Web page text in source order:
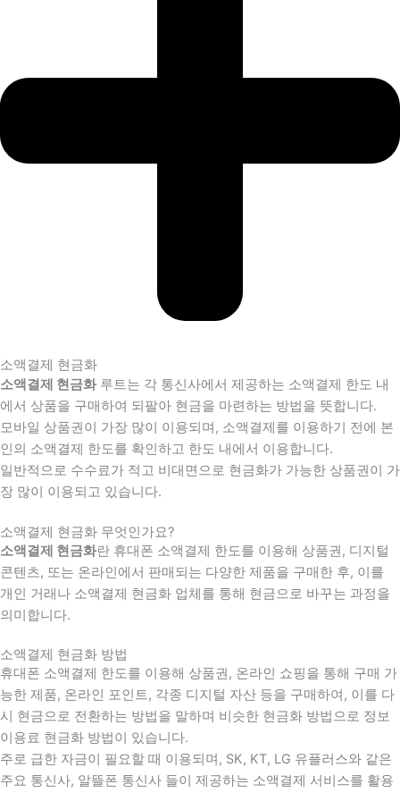
소액결제 현금화
소액결제 현금화루트는 각 통신사에서 제공하는 소액결제 한도 내
에서 상품을 구매하여 되팔아 현금을 마련하는 방법을 뜻합니다.
모바일 상품권이 가장 많이 이용되며, 소액결제를 이용하기 전에 본
인의 소액결제 한도를 확인하고 한도 내에서 이용합니다.
일반적으로 수수료가 적고 비대면으로 현금화가 가능한 상품권이 가
장 많이 이용되고 있습니다.
소액결제 현금화 무엇인가요?
소액결제 현금화란 휴대폰 소액결제 한도를 이용해 상품권, 디지털
콘텐츠, 또는 온라인에서 판매되는 다양한 제품을 구매한 후, 이를
개인 거래나 소액결제 현금화 업체를 통해 현금으로 바꾸는 과정을
의미합니다.
소액결제 현금화 방법
휴대폰 소액결제 한도를 이용해 상품권, 온라인 쇼핑을 통해 구매 가
능한 제품, 온라인 포인트, 각종 디지털 자산 등을 구매하여, 이를 다
시 현금으로 전환하는 방법을 말하며 비슷한 현금화 방법으로 정보
이용료 현금화 방법이 있습니다.
주로 급한 자금이 필요할 때 이용되며, SK, KT, LG 유플러스와 같은
주요 통신사, 알뜰폰 통신사 들이 제공하는 소액결제 서비스를 활용